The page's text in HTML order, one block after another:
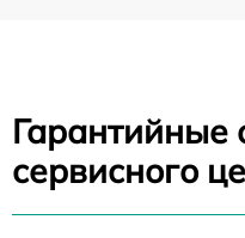
Гарантийные
сервисного